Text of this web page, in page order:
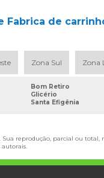
Fabrica de
Zona Sul Zona
Bom Retiro
Glicério
Santa Efigênia
reprodução, parcial ou
autorais.